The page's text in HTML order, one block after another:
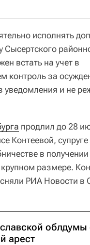
исполнять
встать на учет в
контроль за
уведомления и не
продлил до 28
Контеевой,
в
размере.
РИА Новости в
облдумы
арест